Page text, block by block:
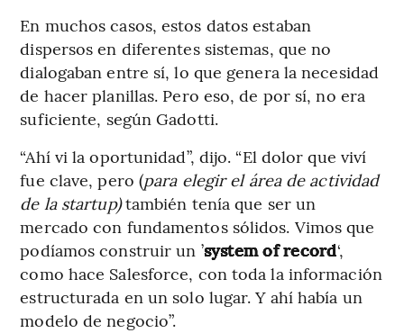
En muchos casos, estos datos estaban
dispersos en diferentes sistemas, que no
dialogaban entre sí, lo que genera la necesidad
de hacer planillas. Pero eso, de por sí, no era
suficiente, según Gadotti.
“Ahí vi la oportunidad”, dijo. “El dolor que viví
fue clave, pero (para elegir el área de actividad
de la startup)también tenía que ser un
mercado con fundamentos sólidos. Vimos que
podíamos construir un ’system of record‘,
como hace Salesforce, con toda la información
estructurada en un solo lugar. Y ahí había un
modelo de negocio”.